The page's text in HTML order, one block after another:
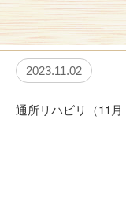
2023.11.02
通所リハビリ（11月